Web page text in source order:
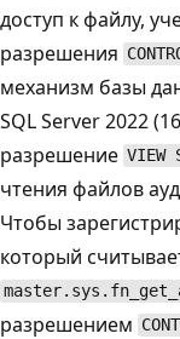
доступ к файлу,
разрешения
механизм базы
SQL Server 2022
разрешение VIEW
чтения файлов
Чтобы
который
разрешением